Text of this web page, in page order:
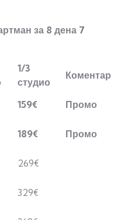
за 8 дена 7
1/3
студио
Коментар
159€
Промо
189€
Промо
269€
329€